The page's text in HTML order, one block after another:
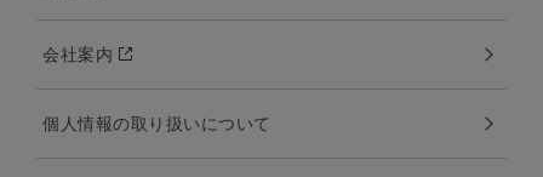
会社案内
個人情報の取り扱いについて